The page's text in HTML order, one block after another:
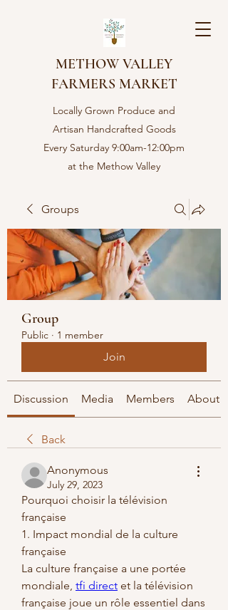
METHOW VALLEY
FARMERS MARKET
Locally Grown Produce and
Artisan Handcrafted Goods
Every Saturday 9:00am-12:00pm
at the Methow Valley
Groups
Group
Public · 1 member
Join
Discussion Media Members About
Back
Anonymous
July 29, 2023
Pourquoi choisir la télévision
française
1. Impact mondial de la culture
française
La culture française a une portée
mondiale, tfi direct et la télévision
française joue un rôle essentiel dans